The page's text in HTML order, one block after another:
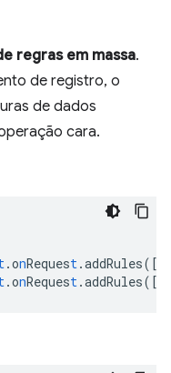
regras em massa.
de registro, o
de dados
cara.
.onRequest.addRules( [
.onRequest.addRules( [